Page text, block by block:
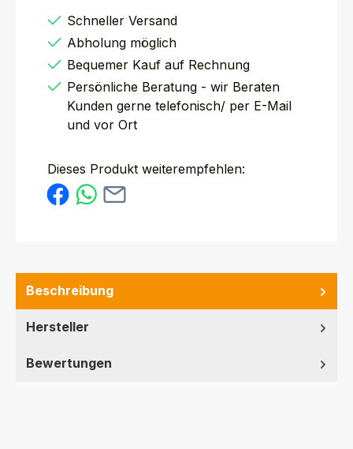
Schneller Versand
Abholung möglich
Bequemer Kauf auf Rechnung
Persönliche Beratung - wir Beraten
Kunden gerne telefonisch/ per E-Mail
und vor Ort
Dieses Produkt weiterempfehlen:
Beschreibung
Hersteller
Bewertungen